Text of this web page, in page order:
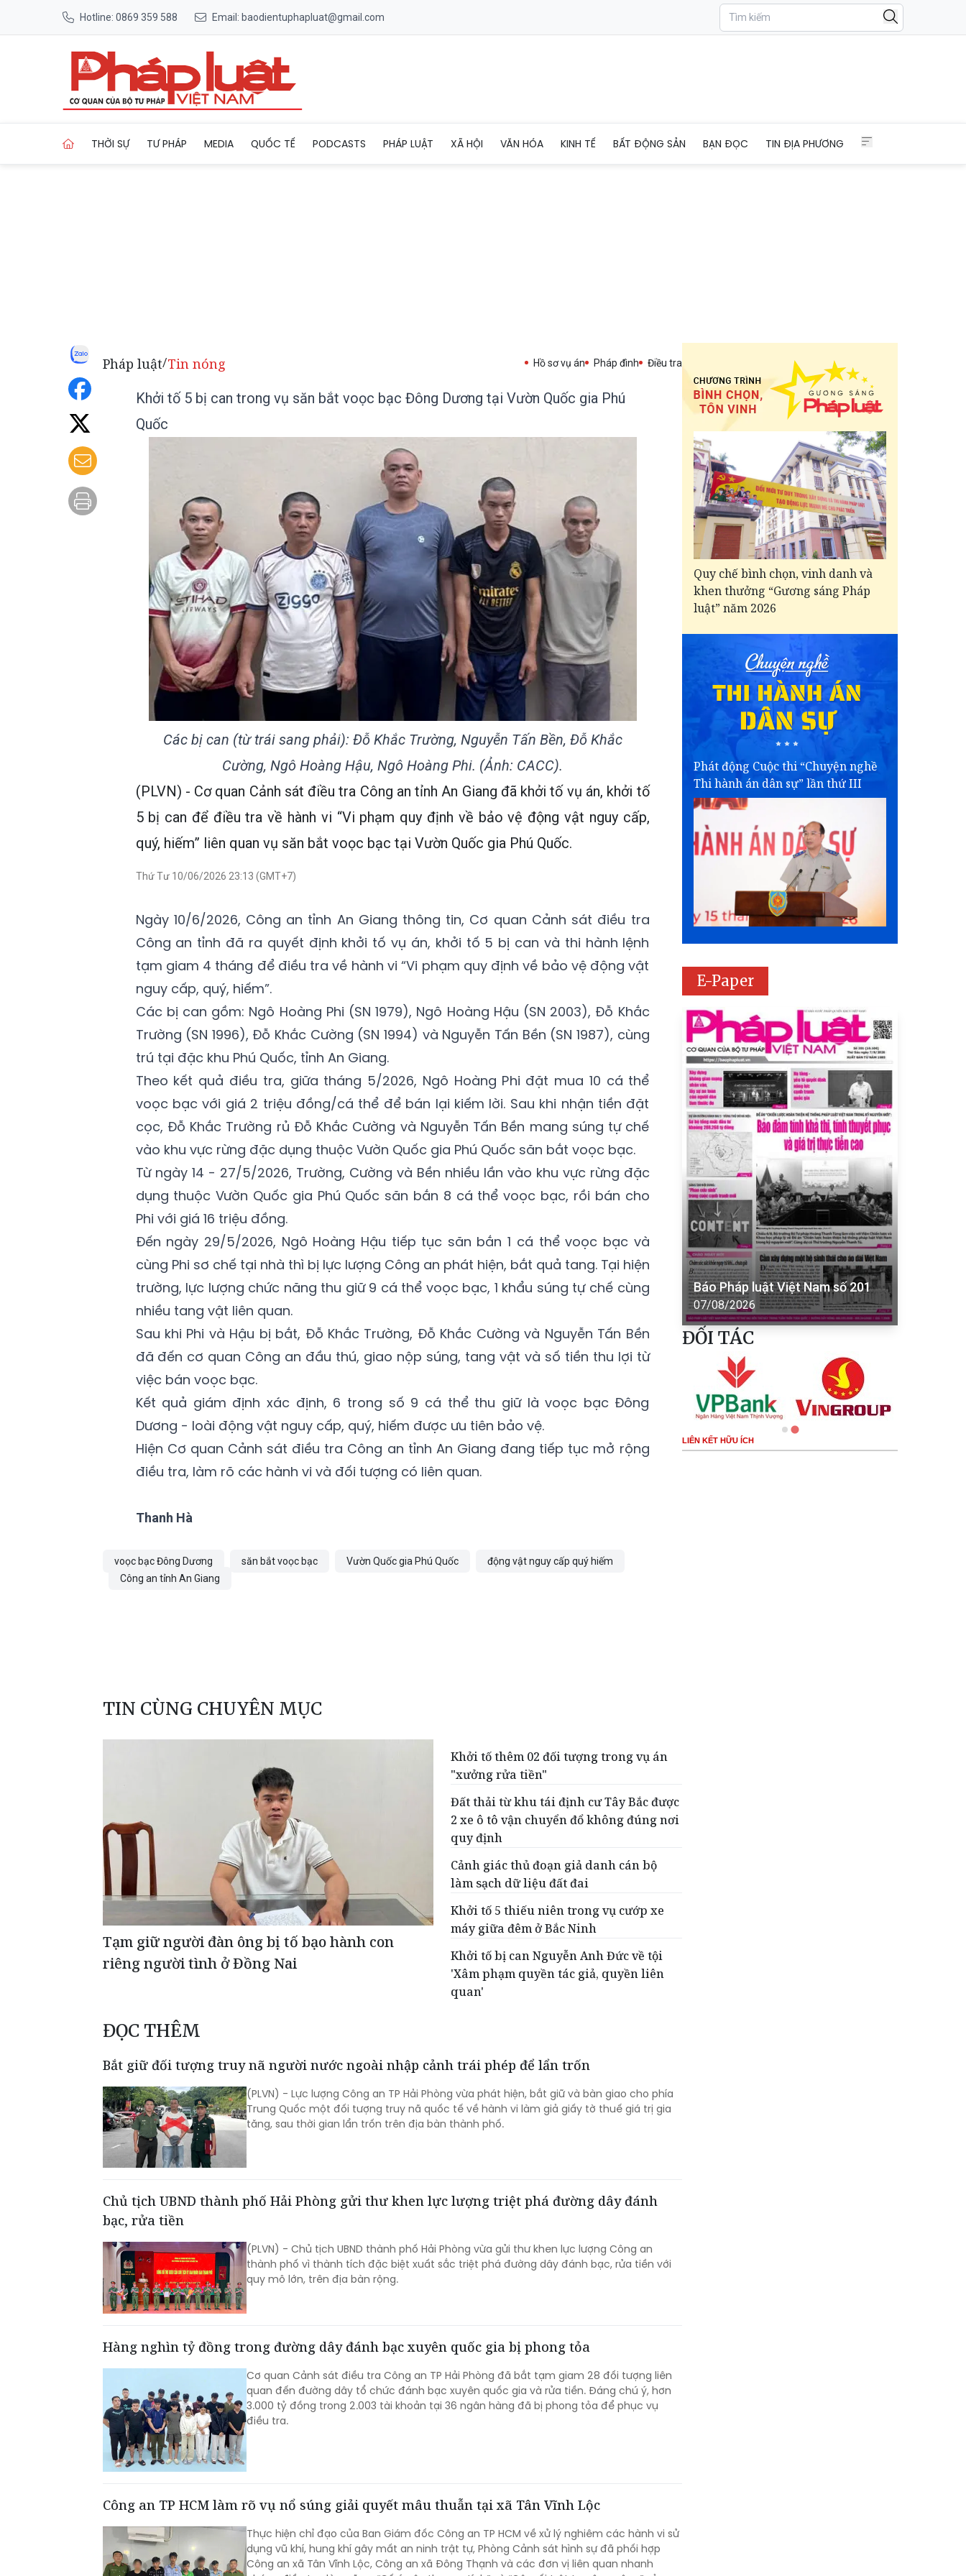
Hotline: 0869 359 588 Email: baodientuphapluat@gmail.com
THỜI SỰ TƯ PHÁP MEDIA QUỐC TẾ PODCASTS PHÁP LUẬT XÃ HỘI VĂN HÓA KINH TẾ BẤT ĐỘNG SẢN BẠN ĐỌC TIN ĐỊA PHƯƠNG
Pháp luật/Tin nóng Hồ sơ vụ án Pháp đình Điều tra
Khởi tố 5 bị can trong vụ săn bắt voọc bạc Đông Dương tại Vườn Quốc gia Phú
Quốc
Các bị can (từ trái sang phải): Đỗ Khắc Trường, Nguyễn Tấn Bền, Đỗ Khắc
Cường, Ngô Hoàng Hậu, Ngô Hoàng Phi. (Ảnh: CACC).
(PLVN) - Cơ quan Cảnh sát điều tra Công an tỉnh An Giang đã khởi tố vụ án, khởi tố
5 bị can để điều tra về hành vi “Vi phạm quy định về bảo vệ động vật nguy cấp,
quý, hiếm” liên quan vụ săn bắt voọc bạc tại Vườn Quốc gia Phú Quốc.
Thứ Tư 10/06/2026 23:13 (GMT+7)
Ngày 10/6/2026, Công an tỉnh An Giang thông tin, Cơ quan Cảnh sát điều tra
Công an tỉnh đã ra quyết định khởi tố vụ án, khởi tố 5 bị can và thi hành lệnh
tạm giam 4 tháng để điều tra về hành vi “Vi phạm quy định về bảo vệ động vật
nguy cấp, quý, hiếm”.
Các bị can gồm: Ngô Hoàng Phi (SN 1979), Ngô Hoàng Hậu (SN 2003), Đỗ Khắc
Trường (SN 1996), Đỗ Khắc Cường (SN 1994) và Nguyễn Tấn Bền (SN 1987), cùng
trú tại đặc khu Phú Quốc, tỉnh An Giang.
Theo kết quả điều tra, giữa tháng 5/2026, Ngô Hoàng Phi đặt mua 10 cá thể
voọc bạc với giá 2 triệu đồng/cá thể để bán lại kiếm lời. Sau khi nhận tiền đặt
cọc, Đỗ Khắc Trường rủ Đỗ Khắc Cường và Nguyễn Tấn Bền mang súng tự chế
vào khu vực rừng đặc dụng thuộc Vườn Quốc gia Phú Quốc săn bắt voọc bạc.
Từ ngày 14 - 27/5/2026, Trường, Cường và Bền nhiều lần vào khu vực rừng đặc
dụng thuộc Vườn Quốc gia Phú Quốc săn bắn 8 cá thể voọc bạc, rồi bán cho
Phi với giá 16 triệu đồng.
Đến ngày 29/5/2026, Ngô Hoàng Hậu tiếp tục săn bắn 1 cá thể voọc bạc và
cùng Phi sơ chế tại nhà thì bị lực lượng Công an phát hiện, bắt quả tang. Tại hiện
trường, lực lượng chức năng thu giữ 9 cá thể voọc bạc, 1 khẩu súng tự chế cùng
nhiều tang vật liên quan.
Sau khi Phi và Hậu bị bắt, Đỗ Khắc Trường, Đỗ Khắc Cường và Nguyễn Tấn Bền
đã đến cơ quan Công an đầu thú, giao nộp súng, tang vật và số tiền thu lợi từ
việc bán voọc bạc.
Kết quả giám định xác định, 6 trong số 9 cá thể thu giữ là voọc bạc Đông
Dương - loài động vật nguy cấp, quý, hiếm được ưu tiên bảo vệ.
Hiện Cơ quan Cảnh sát điều tra Công an tỉnh An Giang đang tiếp tục mở rộng
điều tra, làm rõ các hành vi và đối tượng có liên quan.
Thanh Hà
voọc bạc Đông Dương săn bắt voọc bạc Vườn Quốc gia Phú Quốc
động vật nguy cấp quý hiếm
Công an tỉnh An Giang
TIN CÙNG CHUYÊN MỤC
Tạm giữ người đàn ông bị tố bạo hành con
riêng người tình ở Đồng Nai
Khởi tố thêm 02 đối tượng trong vụ án
"xưởng rửa tiền"
Đất thải từ khu tái định cư Tây Bắc được
2 xe ô tô vận chuyển đổ không đúng nơi
quy định
Cảnh giác thủ đoạn giả danh cán bộ
làm sạch dữ liệu đất đai
Khởi tố 5 thiếu niên trong vụ cướp xe
máy giữa đêm ở Bắc Ninh
Khởi tố bị can Nguyễn Anh Đức về tội
'Xâm phạm quyền tác giả, quyền liên
quan'
ĐỌC THÊM
Bắt giữ đối tượng truy nã người nước ngoài nhập cảnh trái phép để lẩn trốn
(PLVN) - Lực lượng Công an TP Hải Phòng vừa phát hiện, bắt giữ và bàn giao cho phía
Trung Quốc một đối tượng truy nã quốc tế về hành vi làm giả giấy tờ thuế giá trị gia
tăng, sau thời gian lẩn trốn trên địa bàn thành phố.
Chủ tịch UBND thành phố Hải Phòng gửi thư khen lực lượng triệt phá đường dây đánh
bạc, rửa tiền
(PLVN) - Chủ tịch UBND thành phố Hải Phòng vừa gửi thư khen lực lượng Công an
thành phố vì thành tích đặc biệt xuất sắc triệt phá đường dây đánh bạc, rửa tiền với
quy mô lớn, trên địa bàn rộng.
Hàng nghìn tỷ đồng trong đường dây đánh bạc xuyên quốc gia bị phong tỏa
Cơ quan Cảnh sát điều tra Công an TP Hải Phòng đã bắt tạm giam 28 đối tượng liên
quan đến đường dây tổ chức đánh bạc xuyên quốc gia và rửa tiền. Đáng chú ý, hơn
3.000 tỷ đồng trong 2.003 tài khoản tại 36 ngân hàng đã bị phong tỏa để phục vụ
điều tra.
Công an TP HCM làm rõ vụ nổ súng giải quyết mâu thuẫn tại xã Tân Vĩnh Lộc
Thực hiện chỉ đạo của Ban Giám đốc Công an TP HCM về xử lý nghiêm các hành vi sử
dụng vũ khí, hung khí gây mất an ninh trật tự, Phòng Cảnh sát hình sự đã phối hợp
Công an xã Tân Vĩnh Lộc, Công an xã Đông Thạnh và các đơn vị liên quan nhanh
Quy chế bình chọn, vinh danh và
khen thưởng “Gương sáng Pháp
luật” năm 2026
Phát động Cuộc thi “Chuyện nghề
Thi hành án dân sự” lần thứ III
E-Paper
Báo Pháp luật Việt Nam số 201
07/08/2026
ĐỐI TÁC
LIÊN KẾT HỮU ÍCH